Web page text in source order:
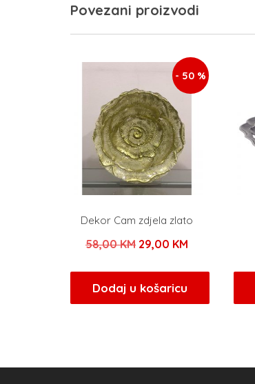
Povezani proizvodi
- 50 %
Dekor Cam zdjela zlato
58,00KM Izvorna
bila
je:
29,00 KM
29,00 KM.
Dodaj u košaricu